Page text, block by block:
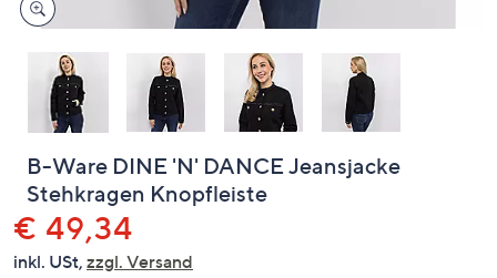
bzw.
diese
anzuzeigen.
B-Ware DINE 'N' DANCE Jeansjacke
Stehkragen Knopfleiste
Gelöscht
€ 49,34
inkl. USt, zzgl. Versand